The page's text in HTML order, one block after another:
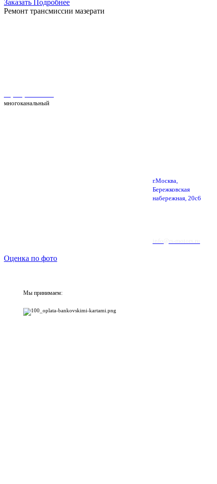
Заказать
Подробнее
Ремонт трансмиссии мазерати
многоканальный
г.Москва,
Бережковская
набережная, 20с6
Оценка по фото
Мы принимаем: